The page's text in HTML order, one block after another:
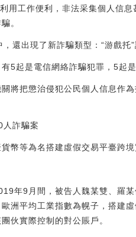
用工作便利，非法采集個人信
。
還出現了新詐騙類型：“游戲托
5起是電信網絡詐騙犯罪，5起
將把懲治侵犯公民個人信息作
人詐騙案
幣等為名搭建虛假交易平臺跨境
年9月間，被告人魏某雙、羅
洲平均工業指數為幌子，搭建
伙實際控制的對公賬戶。